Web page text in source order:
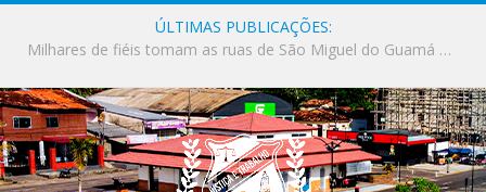
ÚLTIMAS PUBLICAÇÕES:
Milhares de fiéis tomam as ruas de São Miguel do Guamá em uma grande celebração de fé na Marcha para Jesus 2026.